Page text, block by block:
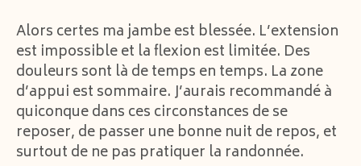
Alors certes ma jambe est blessée. L’extension
est impossible et la flexion est limitée. Des
douleurs sont là de temps en temps. La zone
d’appui est sommaire. J’aurais recommandé à
quiconque dans ces circonstances de se
reposer, de passer une bonne nuit de repos, et
surtout de ne pas pratiquer la randonnée.